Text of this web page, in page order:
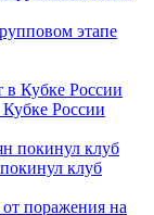
этапе
России
клуб